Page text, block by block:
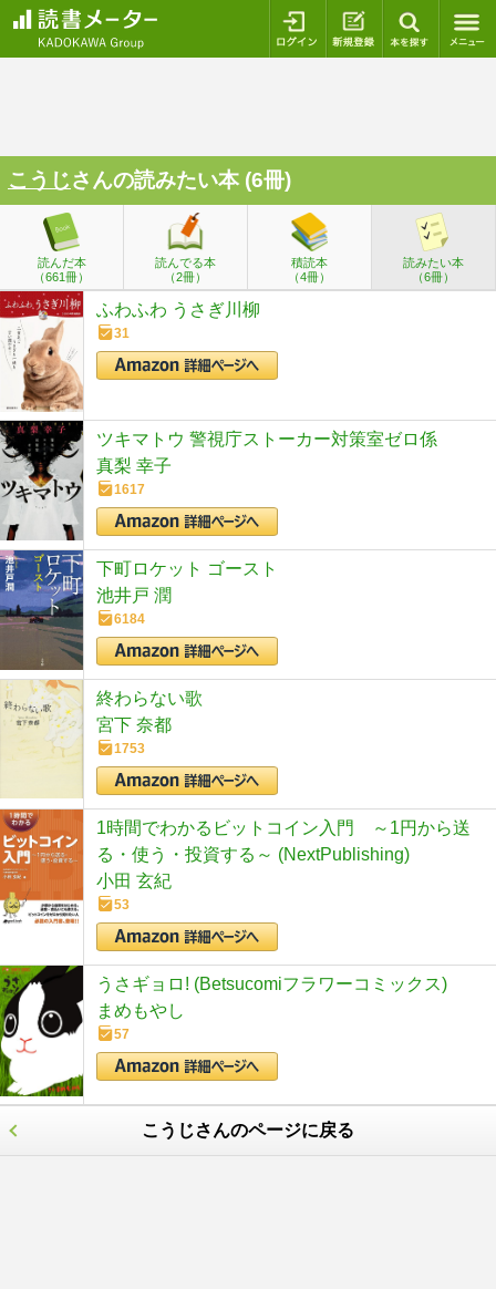
ログイン 新規登録
こうじさんの読みたい本 (6冊)
読んだ本
（661冊）
読んでる本
（2冊）
積読本
（4冊）
読みたい本
（6冊）
ふわふわ うさぎ川柳
31
ツキマトウ 警視庁ストーカー対策室ゼロ係
真梨 幸子
1617
下町ロケット ゴースト
池井戸 潤
6184
終わらない歌
宮下 奈都
1753
1時間でわかるビットコイン入門 ～1円から送
る・使う・投資する～ (NextPublishing)
小田 玄紀
53
うさギョロ! (Betsucomiフラワーコミックス)
まめもやし
57
こうじさんのページに戻る